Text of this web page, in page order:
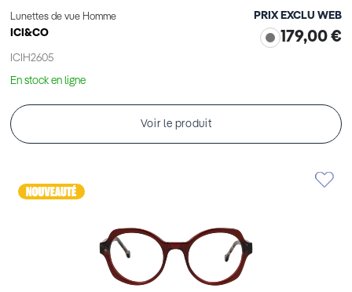
Lunettes de vue Homme
ICI&CO
ICIH2605
PRIX EXCLU WEB
179,00 €
En stock en ligne
Voir le produit